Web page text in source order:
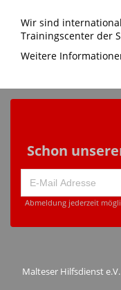
Wir sind
Trainingscenter der
Weitere
Schon
Abmeldung jederzeit
Malteser Hilfsdienst